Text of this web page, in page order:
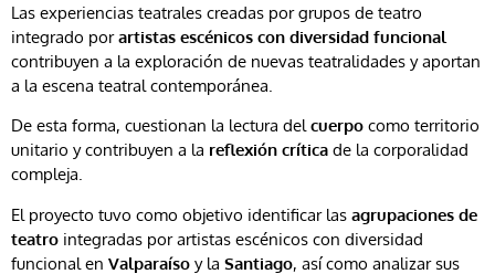
Las experiencias teatrales creadas por grupos de teatro
integrado porartistas escénicos con diversidad funcional
contribuyen a la exploración de nuevas teatralidades y aportan
a la escena teatral contemporánea.
De esta forma, cuestionan la lectura delcuerpo como territorio
unitario y contribuyen a la reflexión crítica de la corporalidad
compleja.
El proyecto tuvo como objetivo identificar las agrupaciones de
teatro integradas por artistas escénicos con diversidad
funcional en Valparaíso y la Santiago, así como analizar sus